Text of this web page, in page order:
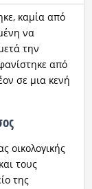
καμία από
να
την
από
σε μια κενή
οικολογικής
τους
της